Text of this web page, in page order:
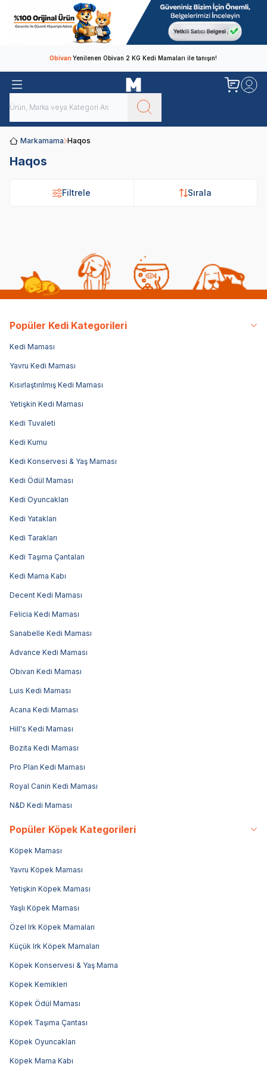
ObivanYenilenen Obivan 2 KG Kedi Mamaları ile tanışın!
Markamama Haqos
Haqos
Filtrele Sırala
Popüler Kedi Kategorileri
Kedi Maması
Yavru Kedi Maması
Kısırlaştırılmış Kedi Maması
Yetişkin Kedi Maması
Kedi Tuvaleti
Kedi Kumu
Kedi Konservesi & Yaş Maması
Kedi Ödül Maması
Kedi Oyuncakları
Kedi Yatakları
Kedi Tarakları
Kedi Taşıma Çantaları
Kedi Mama Kabı
Decent Kedi Maması
Felicia Kedi Maması
Sanabelle Kedi Maması
Advance Kedi Maması
Obivan Kedi Maması
Luis Kedi Maması
Acana Kedi Maması
Hill's Kedi Maması
Bozita Kedi Maması
Pro Plan Kedi Maması
Royal Canin Kedi Maması
N&D Kedi Maması
Popüler Köpek Kategorileri
Köpek Maması
Yavru Köpek Maması
Yetişkin Köpek Maması
Yaşlı Köpek Maması
Özel Irk Köpek Mamaları
Küçük Irk Köpek Mamaları
Köpek Konservesi & Yaş Mama
Köpek Kemikleri
Köpek Ödül Maması
Köpek Taşıma Çantası
Köpek Oyuncakları
Köpek Mama Kabı